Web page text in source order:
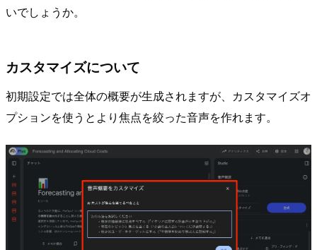
いでしょうか。
カスタマイズについて
初期設定では全体の概要が生成されますが、カスタマイズオ
プションを使うとより焦点を絞った音声を作れます。